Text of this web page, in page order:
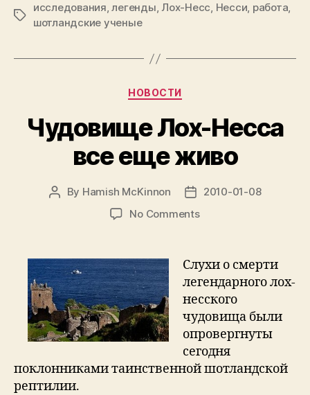
лохнесского
Tags
исследования,легенды,Лох-Несс, Несси, работа,
шотландские ученые
Categories
НОВОСТИ
Чудовище Лох-Несса
все еще живо
Post
By Hamish McKinnon
Post2010-01-08
No Commentson
все
еще
живо
Слухи о смерти
легендарного лох-
несского
чудовища были
опровергнуты
сегодня
поклонниками таинственной шотландской
рептилии.